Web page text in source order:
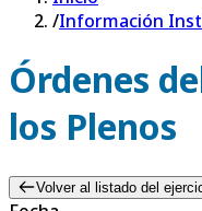
/Información
Órdenes
los Plenos
Volver al listado del